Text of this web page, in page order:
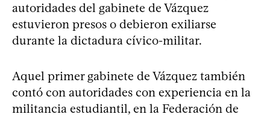
autoridades del gabinete de Vázquez
estuvieron presos o debieron exiliarse
durante la dictadura cívico-militar.
Aquel primer gabinete de Vázquez también
contó con autoridades con experiencia en la
militancia estudiantil, en la Federación de